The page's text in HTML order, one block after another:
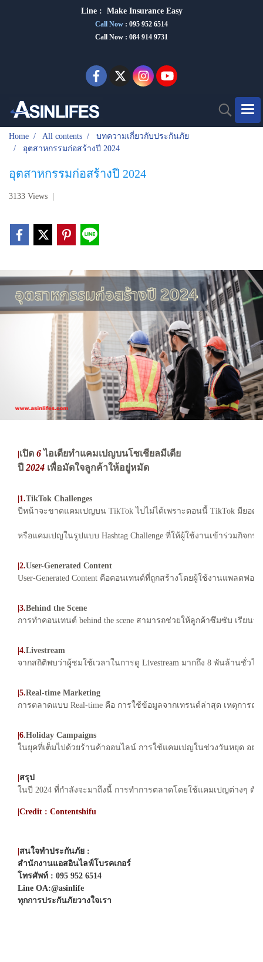
Line : Make Insurance Easy
Call Now : 095 952 6514
Call Now : 084 914 9731
Home All contents
บทความเกี่ยวกับประกันภัย
อุตสาหกรรมก่อสร้างปี 2024
อุตสาหกรรมก่อสร้างปี 2024
3133 Views
เปิด 6ไอเดียทำแคมเปญบนโซเชียลมีเดีย
ปี 2024 เพื่อมัดใจลูกค้าให้อยู่หมัด
|1.TikTok Challenges
ปีหน้าจะขาดแคมเปญบน TikTok ไปไม่ได้เพราะตอนนี้ TikTok มียอด
หรือแคมเปญในรูปแบบ Hashtag Challenge ที่ให้ผู้ใช้งานเข้าร่วมกิ
|2.User-Generated Content
User-Generated Content คือคอนเทนต์ที่ถูกสร้างโดยผู้ใช้งานแพลต
|3.Behind the Scene
การทำคอนเทนต์ behind the scene สามารถช่วยให้ลูกค้าซึมซับ เรี
4.Livestream
จากสถิติพบว่าผู้ชมใช้เวลาในการดู Livestream มากถึง 8 พันล้านชั่ว
5.Real-time Marketing
การตลาดแบบ Real-time คือ การใช้ข้อมูลจากเทรนด์ล่าสุด เหตุกา
|6.Holiday Campaigns
ในยุคที่เต็มไปด้วยร้านค้าออนไลน์ การใช้แคมเปญในช่วงวันหยุด อ
สรุป
ในปี 2024 ที่กำลังจะมาถึงนี้ การทำการตลาดโดยใช้แคมเปญต่างๆ ดัง
|Credit : Contentshifu
สนใจทำประกันภัย :
สำนักงานแอสอินไลฟ์โบรคเกอร์
โทรศัพท์ : 095 952 6514
Line OA:@asinlife
ทุกการประกันภัยวางใจเรา